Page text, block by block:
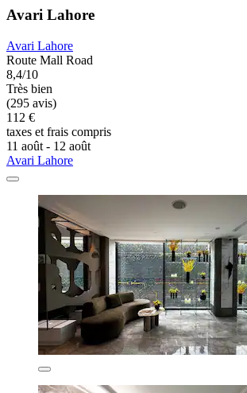
Avari Lahore
Avari Lahore
Route Mall Road
8,4/10
Très bien
(295 avis)
112 €
taxes et frais compris
11 août - 12 août
Avari Lahore